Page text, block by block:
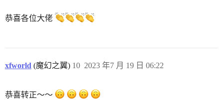
恭喜各位大佬
xfworld (魔幻之翼) 2023 年7 月 19 日 06:22
10
恭喜转正～～